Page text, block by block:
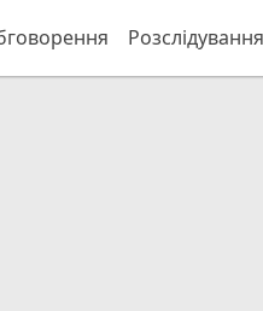
Розслідування